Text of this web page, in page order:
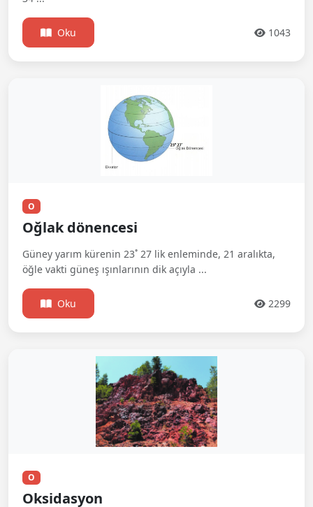
Oku 1043
O
Oğlak dönencesi
Güney yarım kürenin 23˚ 27 lik enleminde, 21 aralıkta,
öğle vakti güneş ışınlarının dik açıyla ...
Oku 2299
O
Oksidasyon